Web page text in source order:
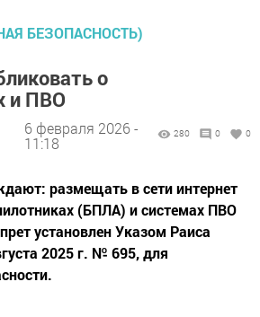
БЕЗОПАСНОСТЬ)
о
и ПВО
6 февраля 2026 -
11:18
280 0 0
размещать в сети интернет
(БПЛА) и системах ПВО
установлен Указом Раиса
2025 г. № 695, для